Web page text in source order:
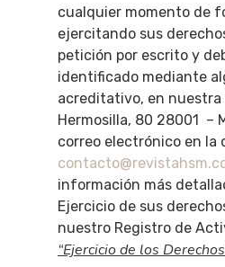
cualquier momento de
ejercitando sus
petición por escrito y
identificado mediante
acreditativo, en nuestra
Hermosilla, 80 28001 –
correo electrónico en la
información más
Ejercicio de sus
nuestro Registro de
“Ejercicio de los